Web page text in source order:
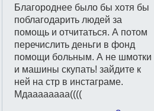
Благороднее было бы хотя бы
поблагодарить людей за
помощь и отчитаться. А потом
перечислить деньги в фонд
помощи больным. А не шмотки
и машины скупать! зайдите к
ней на стр в инстаграме.
Мдаааааааа((((